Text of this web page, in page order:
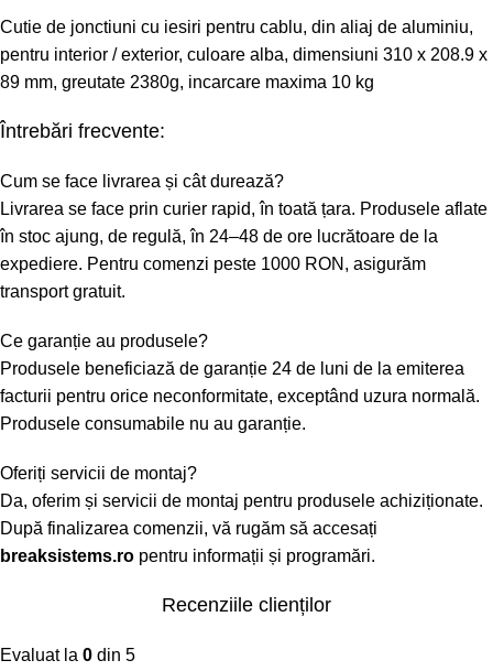
Cutie de jonctiuni cu iesiri pentru cablu, din aliaj de aluminiu,
pentru interior / exterior, culoare alba, dimensiuni 310 x 208.9 x
89 mm, greutate 2380g, incarcare maxima 10 kg
Întrebări frecvente:
Cum se face livrarea și cât durează?
Livrarea se face prin curier rapid, în toată țara. Produsele aflate
în stoc ajung, de regulă, în 24–48 de ore lucrătoare de la
expediere. Pentru comenzi peste 1000 RON, asigurăm
transport gratuit.
Ce garanție au produsele?
Produsele beneficiază de garanție 24 de luni de la emiterea
facturii pentru orice neconformitate, exceptând uzura normală.
Produsele consumabile nu au garanție.
Oferiți servicii de montaj?
Da, oferim și servicii de montaj pentru produsele achiziționate.
După finalizarea comenzii, vă rugăm să accesați
breaksistems.ro pentru informații și programări.
Recenziile clienților
Evaluat la 0 din 5